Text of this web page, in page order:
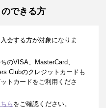
のできる方
会する方が対象になりま
のVISA、MasterCard、
Clubのクレジットカードも
トカードをご利用くださ
ら をご確認ください。